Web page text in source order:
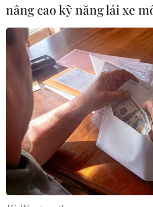
Thủ tướng Orban cho rằng
ngừng vận chuyển khí đốt của
Nga qua đường ống Druzhba
hưởng đến nguồn cung năng
lượng cho nhiều quốc gia
Âu, bao gồm Hungary.
nâng cao kỹ năng lái xe